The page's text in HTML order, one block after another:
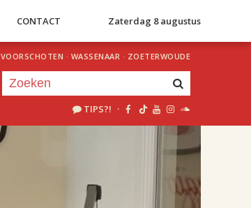
CONTACT Zaterdag 8 augustus
VOORSCHOTEN · WASSENAAR · ZOETERWOUDE
TIPS?! ·
uur 1 van 2
Volgend uur